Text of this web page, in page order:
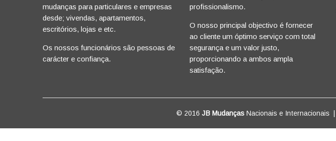
mudanças para particulares e empresas
desde; vivendas, apartamentos,
escritórios, lojas e etc.
Os nossos funcionários são pessoas de
carácter e confiança.
profissionalismo.
O nosso principal objectivo é fornecer
ao cliente um óptimo serviço com total
segurança e um valor justo,
proporcionando a ambos ampla
satisfação.
© 2016JB MudançasNacionais e Internacionais |